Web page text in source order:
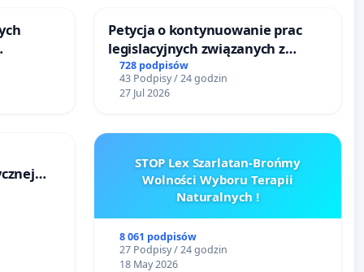
Petycja o kontynuowanie prac
legislacyjnych związanych z
reformą prawa rodzinnego
728 podpisów
43 Podpisy / 24 godzin
27 Jul 2026
STOP Lex Szarlatan-Brońmy
Wolności Wyboru Terapii
Naturalnych !
8 061 podpisów
27 Podpisy / 24 godzin
18 May 2026